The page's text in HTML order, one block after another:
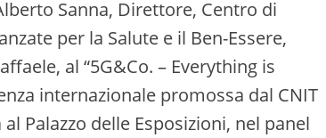
Sanna, Direttore, Centro di
per la Salute e il Ben-Essere,
al “5G&Co. – Everything is
internazionale promossa dal CNIT
Palazzo delle Esposizioni, nel panel